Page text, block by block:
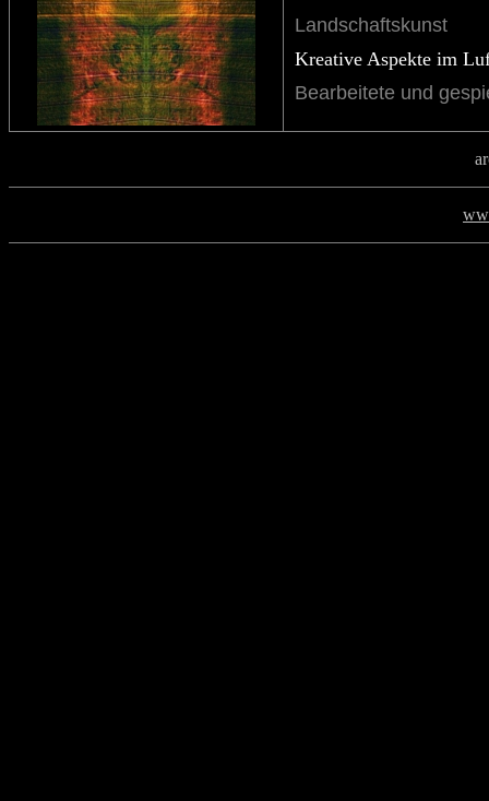
Landschaftskunst
Kreative Aspekte im
Bearbeitete und